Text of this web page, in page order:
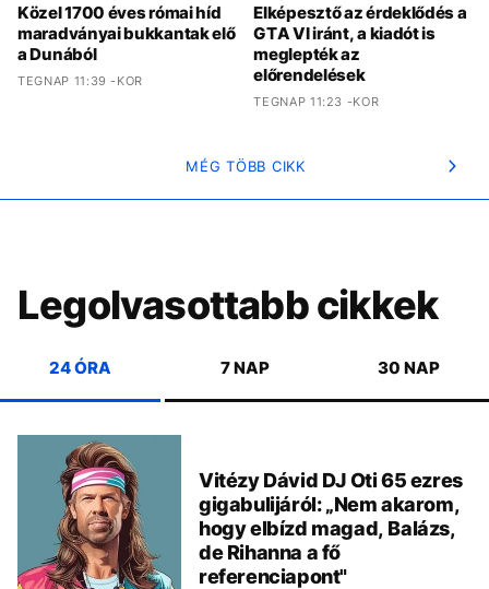
Közel 1700 éves római híd
maradványai bukkantak elő
a Dunából
TEGNAP 11:39 -KOR
Elképesztő az érdeklődés a
GTA VI iránt, a kiadót is
meglepték az
előrendelések
TEGNAP 11:23 -KOR
MÉG TÖBB CIKK
Legolvasottabb cikkek
24 ÓRA 7 NAP 30 NAP
Vitézy Dávid DJ Oti 65 ezres
gigabulijáról: „Nem akarom,
hogy elbízd magad, Balázs,
de Rihanna a fő
referenciapont"